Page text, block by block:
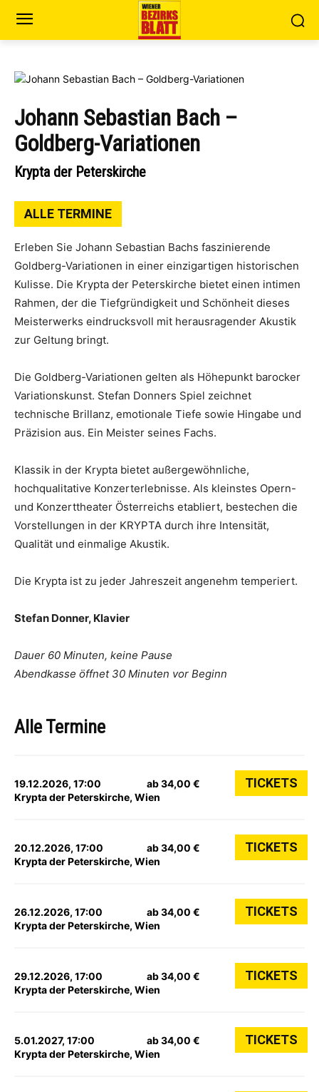
Johann Sebastian Bach –
Goldberg-Variationen
Krypta der Peterskirche
ALLE TERMINE
Erleben Sie Johann Sebastian Bachs faszinierende
Goldberg-Variationen in einer einzigartigen historischen
Kulisse. Die Krypta der Peterskirche bietet einen intimen
Rahmen, der die Tiefgründigkeit und Schönheit dieses
Meisterwerks eindrucksvoll mit herausragender Akustik
zur Geltung bringt.
Die Goldberg-Variationen gelten als Höhepunkt barocker
Variationskunst. Stefan Donners Spiel zeichnet
technische Brillanz, emotionale Tiefe sowie Hingabe und
Präzision aus. Ein Meister seines Fachs.
Klassik in der Krypta bietet außergewöhnliche,
hochqualitative Konzerterlebnisse. Als kleinstes Opern-
und Konzerttheater Österreichs etabliert, bestechen die
Vorstellungen in der KRYPTA durch ihre Intensität,
Qualität und einmalige Akustik.
Die Krypta ist zu jeder Jahreszeit angenehm temperiert.
Stefan Donner, Klavier
Dauer 60 Minuten, keine Pause
Abendkasse öffnet 30 Minuten vor Beginn
Alle Termine
19.12.2026, 17:00
Krypta der Peterskirche, Wien
ab 34,00 € TICKETS
20.12.2026, 17:00
Krypta der Peterskirche, Wien
ab 34,00 € TICKETS
26.12.2026, 17:00
Krypta der Peterskirche, Wien
ab 34,00 € TICKETS
29.12.2026, 17:00
Krypta der Peterskirche, Wien
ab 34,00 € TICKETS
5.01.2027, 17:00
Krypta der Peterskirche, Wien
ab 34,00 € TICKETS